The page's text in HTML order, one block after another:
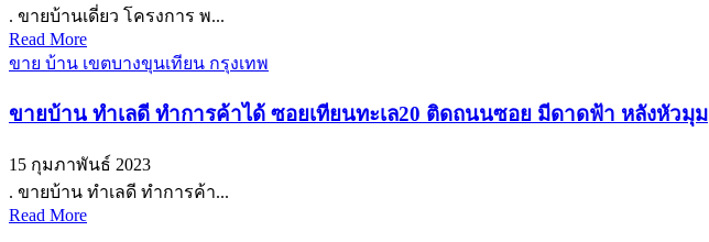
. ขายบ้านเดี่ยว โครงการ พ...
Read More
ขาย บ้าน เขตบางขุนเทียน กรุงเทพ
ขายบ้าน ทำเลดี ทำการค้าได้ ซอยเทียนทะเล20 ติดถนนซอย มีดาดฟ้า หลังหัวมุม
15 กุมภาพันธ์ 2023
. ขายบ้าน ทำเลดี ทำการค้า...
Read More